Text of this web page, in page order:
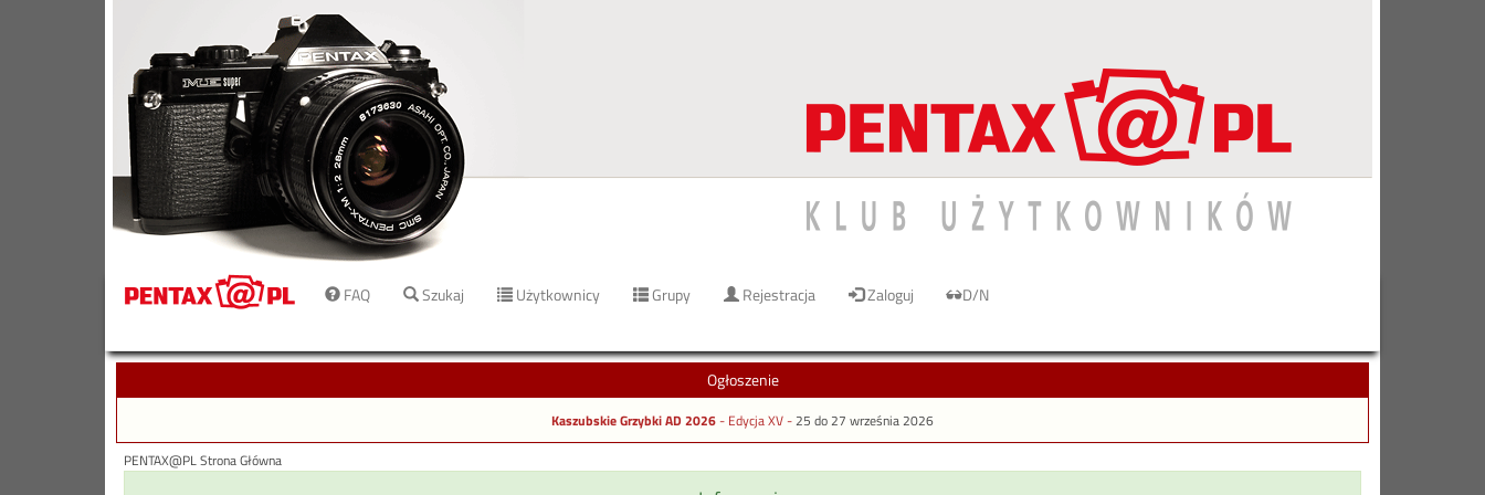
FAQ Szukaj Użytkownicy Grupy Rejestracja Zaloguj D/N
Ogłoszenie
Kaszubskie Grzybki AD 2026- Edycja XV -25 do 27 września 2026
PENTAX@PL Strona Główna